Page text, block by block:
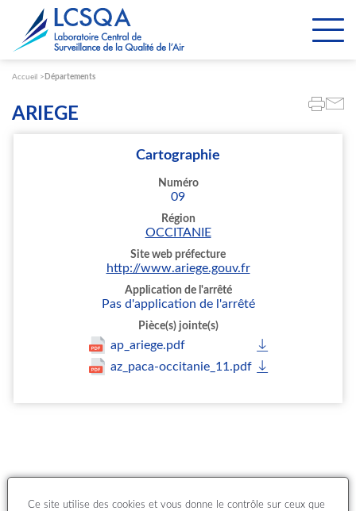
Accueil Départements
ARIEGE
Cartographie
Numéro
09
Région
OCCITANIE
Site web préfecture
http://www.ariege.gouv.fr
Application de l'arrêté
Pas d'application de l'arrêté
Pièce(s) jointe(s)
ap_ariege.pdf
az_paca-occitanie_11.pdf
Paramétrer les cookies
Ce site utilise des cookies et vous donne le contrôle sur ceux que